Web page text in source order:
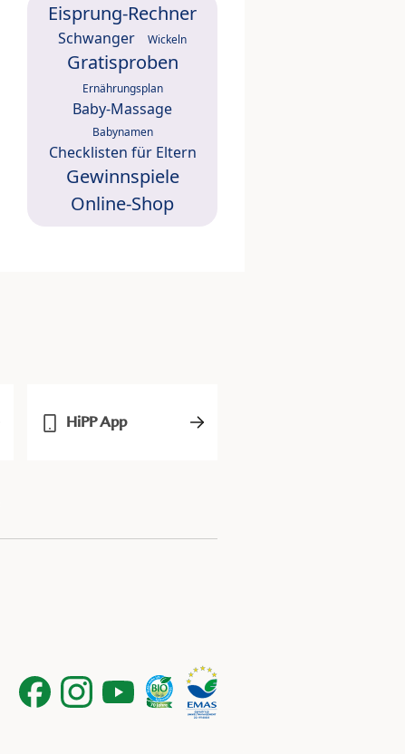
Eisprung-Rechner
Schwanger Wickeln
Gratisproben
Ernährungsplan
Baby-Massage
Babynamen
Checklisten für Eltern
Gewinnspiele
Online-Shop
HiPP App